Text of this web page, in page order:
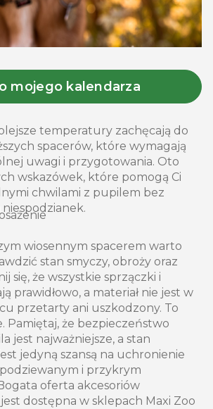
mojego kalendarza
temperatury zachęcają do
spacerów, które wymagają
uwagi i przygotowania. Oto
wskazówek, które pomogą Ci
chwilami z pupilem bez
wiosennym spacerem warto
stan smyczy, obroży oraz
się, że wszystkie sprzączki i
prawidłowo, a materiał nie jest w
przetarty ani uszkodzony. To
Pamiętaj, że bezpieczeństwo
jest najważniejsze, a stan
jedyną szansą na uchronienie
i przykrym
oferta akcesoriów
dostępna w sklepach Maxi Zoo